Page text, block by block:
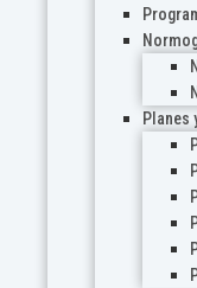
Planes